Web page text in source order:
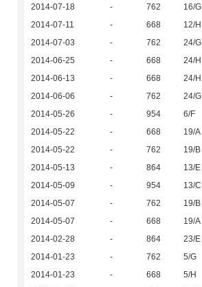
2014-07-18
- 762 16/G
2014-07-11
- 668 12/H
2014-07-03
- 762 24/G
2014-06-25
- 668 24/H
2014-06-13
- 668 24/H
2014-06-06
- 762 24/G
2014-05-26
- 954 6/F
2014-05-22
- 668 19/A
2014-05-22
- 762 19/B
2014-05-13
- 864 13/E
2014-05-09
- 954 13/C
2014-05-07
- 762 19/B
2014-05-07
- 668 19/A
2014-02-28
- 864 23/E
2014-01-23
- 762 5/G
2014-01-23
- 668 5/H